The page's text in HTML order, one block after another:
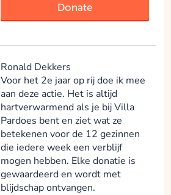
Donate
Ronald Dekkers
Voor het 2e jaar op rij doe ik mee
aan deze actie. Het is altijd
hartverwarmend als je bij Villa
Pardoes bent en ziet wat ze
betekenen voor de 12 gezinnen
die iedere week een verblijf
mogen hebben. Elke donatie is
gewaardeerd en wordt met
blijdschap ontvangen.